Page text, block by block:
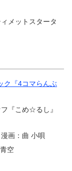
メットスタータ
ク『4コマらんぶ
フ『こめ☆るし』
画：曲 小唄
空